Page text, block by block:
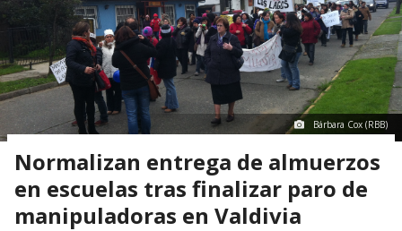
Bárbara Cox (RBB)
Normalizan entrega de almuerzos
en escuelas tras finalizar paro de
manipuladoras en Valdivia